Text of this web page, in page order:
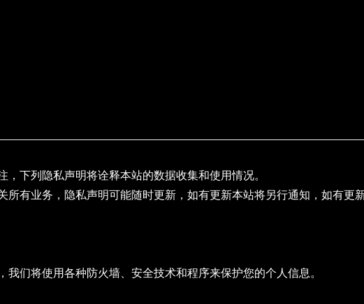
，下列隐私声明将诠释本站的数据收集和使用情况。
所有业务，隐私声明可能随时更新，如有更新本站将另行通知，如有更
我们将使用各种防火墙、安全技术和程序来保护您的个人信息。